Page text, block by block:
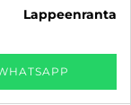
lappeenranta